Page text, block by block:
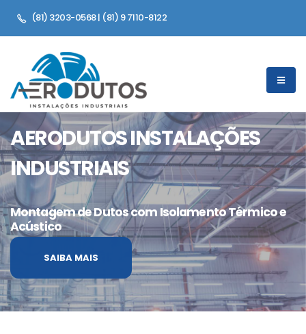
(81) 3203-0568 | (81) 9 7110-8122
AERODUTOS INSTALAÇÕES
INDUSTRIAIS
Montagem de Dutos com Isolamento Térmico e
Acústico
SAIBA MAIS